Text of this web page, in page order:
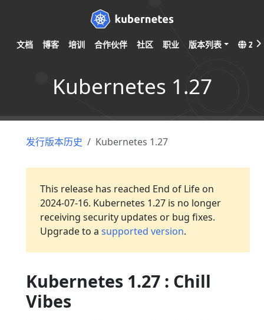
文档 博客 培训 合作伙伴 社区 职业 版本列表
Kubernetes 1.27
发行版本历史 Kubernetes 1.27
This release has reached End of Life on
2024-07-16. Kubernetes 1.27 is no longer
receiving security updates or bug fixes.
Upgrade to a supported version.
Kubernetes 1.27 : Chill
Vibes